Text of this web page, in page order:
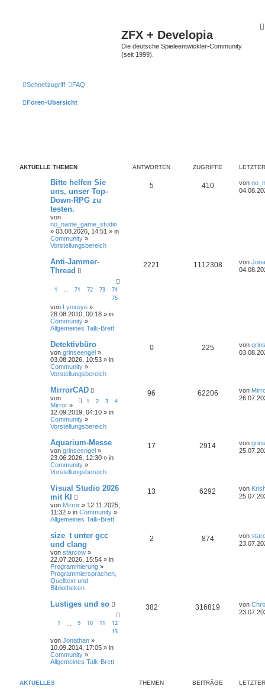
ZFX + Developia
Die deutsche Spieleentwickler-Community
(seit 1999).
Schnellzugriff FAQ
Foren-Übersicht
AKTUELLE THEMEN ANTWORTEN ZUGRIFFE
Bitte helfen Sie
uns, unser Top-
Down-RPG zu
testen.
von
no_name_game_studio
» 03.08.2026, 14:51 » in
Community »
Vorstellungsbereich
5 410 von
Anti-Jammer-
Thread
1 71 72 73
74
75
von Lynxeye »
28.08.2010, 00:18 » in
Community »
Allgemeines Talk-Brett
2221 1112308 von
Detektivbüro
von grinseengel »
03.08.2026, 10:53 » in
Community »
Vorstellungsbereich
0 225 von
MirrorCAD
1 2 3 4
von
Mirror »
12.09.2019, 04:10 » in
Community »
Vorstellungsbereich
96 62206 von
Aquarium-Messe
von grinseengel »
23.06.2026, 12:30 » in
Community »
Vorstellungsbereich
17 2914 von
Visual Studio 2026
mit KI
von Mirror » 12.11.2025,
11:32 » in Community »
Allgemeines Talk-Brett
13 6292 von
size_t unter gcc
und clang
von starcow »
22.07.2026, 15:54 » in
Programmierung »
Programmiersprachen,
Quelltext und
Bibliotheken
2 874 von
Lustiges und so
1 9 10 11
12
13
von Jonathan »
10.09.2014, 17:05 » in
Community »
Allgemeines Talk-Brett
382 316819 von
AKTUELLES THEMEN BEITRÄGE